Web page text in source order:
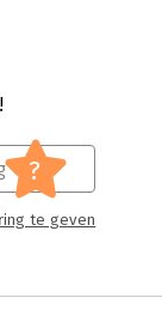
?
te geven